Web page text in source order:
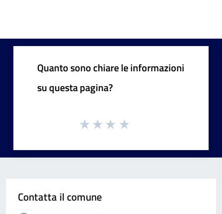
Quanto sono chiare le informazioni
su questa pagina?
Contatta il comune